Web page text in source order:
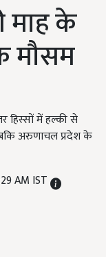
माह के
मौसम
हिस्सों में हल्की से
अरुणाचल प्रदेश के
AM IST